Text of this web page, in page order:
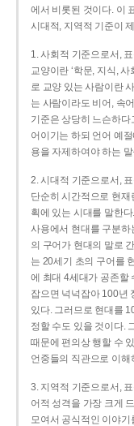
에서 비롯된 것이다. 이
시대적, 지역적 기준이
1. 사회적 기준으로서,
교양이란 ‘학문, 지식,
로 교양 있는 사람이란
는 사람이라도 비어, 속
기준은 상당히 느슨하다
어이기는 하되 언어 예
용을 자제하여야 하는
2. 시대적 기준으로서,
단순히 시간적으로 현
획에 있는 시대를 말한
사용에서 현대를 구분
의 구어가 현대의 말로
는 20세기 초의 구어를
에 최대 4세대가 공존할
잡으면 넉넉잡아 100년
있다. 그러므로 현대를
정할 수도 있을 것이다.
때문에 편의상 행할 수
언중들의 직관으로 이해
3. 지역적 기준으로서,
어적 성격을 가장 크게
모여서 공식적인 이야